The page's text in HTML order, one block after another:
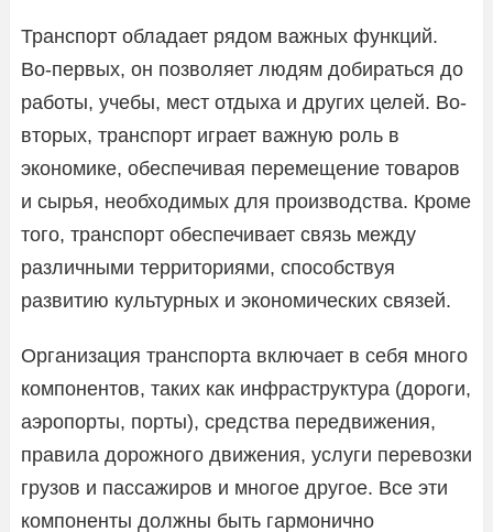
Транспорт обладает рядом важных функций.
Во-первых, он позволяет людям добираться до
работы, учебы, мест отдыха и других целей. Во-
вторых, транспорт играет важную роль в
экономике, обеспечивая перемещение товаров
и сырья, необходимых для производства. Кроме
того, транспорт обеспечивает связь между
различными территориями, способствуя
развитию культурных и экономических связей.
Организация транспорта включает в себя много
компонентов, таких как инфраструктура (дороги,
аэропорты, порты), средства передвижения,
правила дорожного движения, услуги перевозки
грузов и пассажиров и многое другое. Все эти
компоненты должны быть гармонично